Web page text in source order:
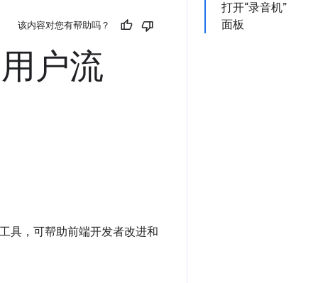
打开“录音机”
面板
该内容对您有帮助吗？
户流
具，可帮助前端开发者改进和